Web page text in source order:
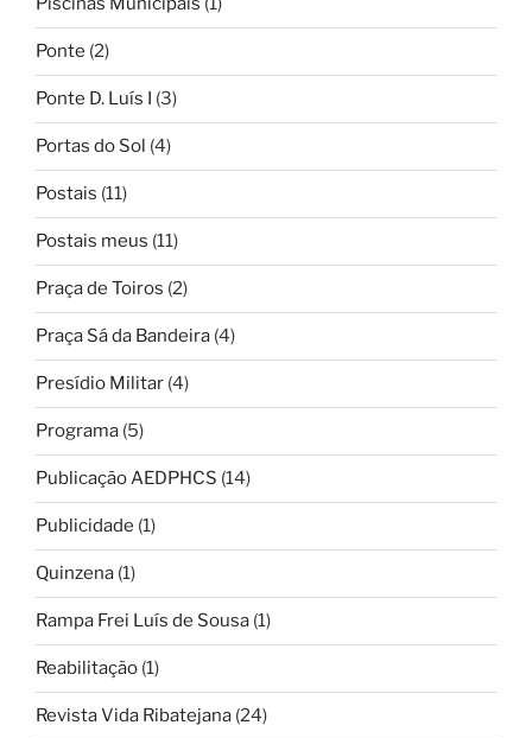
Ponte (2)
Ponte D. Luís I (3)
Portas do Sol (4)
Postais (11)
Postais meus (11)
Praça de Toiros (2)
Praça Sá da Bandeira (4)
Presídio Militar (4)
Programa (5)
Publicação AEDPHCS (14)
Publicidade (1)
Quinzena (1)
Rampa Frei Luís de Sousa (1)
Reabilitação (1)
Revista Vida Ribatejana (24)